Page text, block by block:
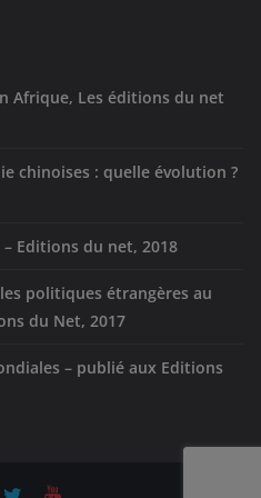
Afrique, Les éditions du net
chinoises : quelle évolution ?
Editions du net, 2018
politiques étrangères au
du Net, 2017
– publié aux Editions